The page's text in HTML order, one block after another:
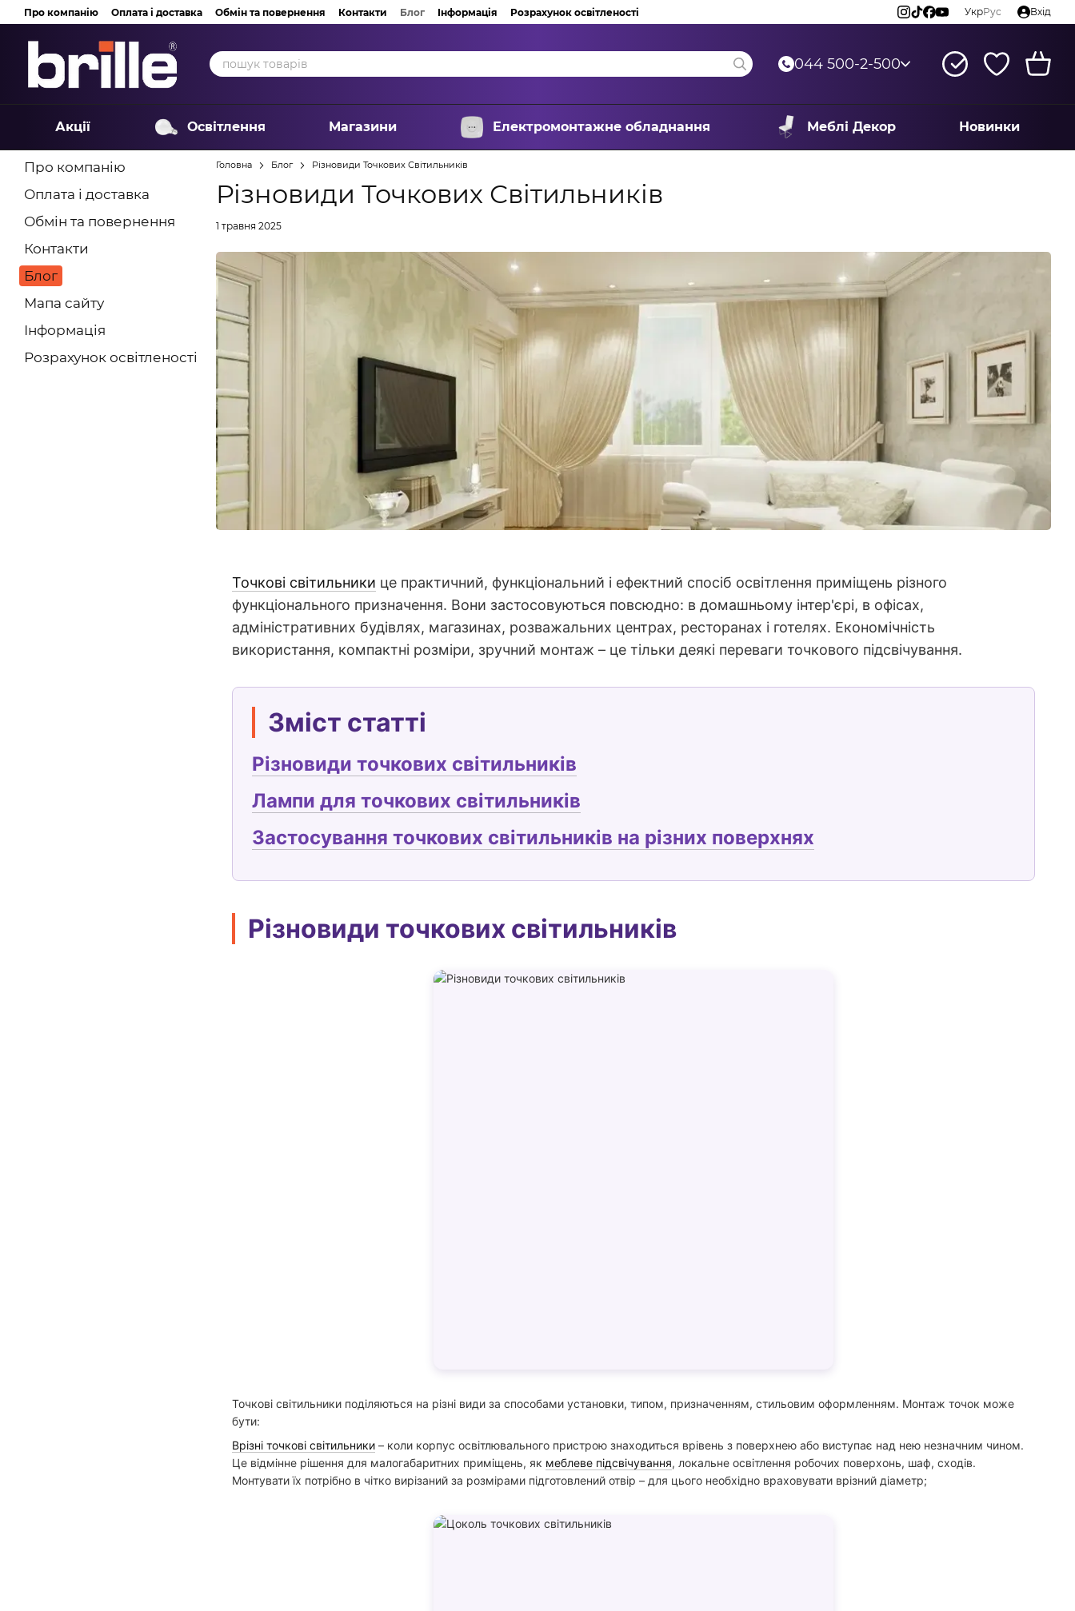
Перейти до основного контенту
Про компанію Оплата і доставка Обмін та повернення Контакти Блог Інформація Розрахунок освітленості УкрРус Вхід
044 500-2-500
Акції Освітлення Магазини Електромонтажне обладнання Меблі Декор Новинки
Головна Блог Різновиди Точкових Світильників
Різновиди Точкових Світильників
1 травня 2025
Точкові світильники це практичний, функціональний і ефектний спосіб освітлення приміщень різного
функціонального призначення. Вони застосовуються повсюдно: в домашньому інтер'єрі, в офісах,
адміністративних будівлях, магазинах, розважальних центрах, ресторанах і готелях. Економічність
використання, компактні розміри, зручний монтаж – це тільки деякі переваги точкового підсвічування.
Зміст статті
Різновиди точкових світильників
Лампи для точкових світильників
Застосування точкових світильників на різних поверхнях
Різновиди точкових світильників
Точкові світильники поділяються на різні види за способами установки, типом, призначенням, стильовим оформленням. Монтаж точок може
бути:
Врізні точкові світильники – коли корпус освітлювального пристрою знаходиться врівень з поверхнею або виступає над нею незначним чином.
Це відмінне рішення для малогабаритних приміщень, як меблеве підсвічування, локальне освітлення робочих поверхонь, шаф, сходів.
Монтувати їх потрібно в чітко вирізаний за розмірами підготовлений отвір – для цього необхідно враховувати врізний діаметр;
Про компанію
Оплата і доставка
Обмін та повернення
Контакти
Блог
Мапа сайту
Інформація
Розрахунок освітленості